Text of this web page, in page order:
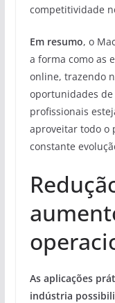
competitividade
Em resumo, o
a forma como as
online, trazendo
oportunidades
profissionais
aproveitar todo o
constante
As aplicações
indústria